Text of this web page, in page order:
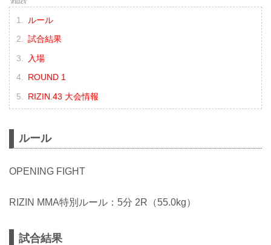
ルール
試合結果
入場
ROUND 1
RIZIN.43 大会情報
ルール
OPENING FIGHT
RIZIN MMA特別ルール：5分 2R（55.0kg）
試合結果